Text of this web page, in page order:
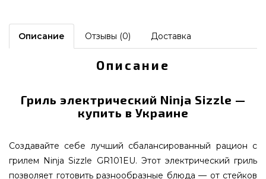
Описание Отзывы (0) Доставка
Описание
Гриль электрический Ninja Sizzle —
купить в Украине
Создавайте себе лучший сбалансированный рацион с
грилем Ninja Sizzle GR101EU. Этот электрический гриль
позволяет готовить разнообразные блюда — от стейков